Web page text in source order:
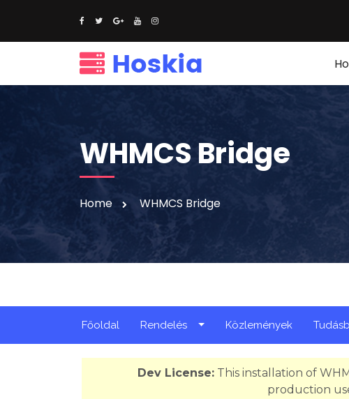
WHMCS Bridge
Home WHMCS Bridge
Főoldal Rendelés Közlemények
Dev License: This installation of
production